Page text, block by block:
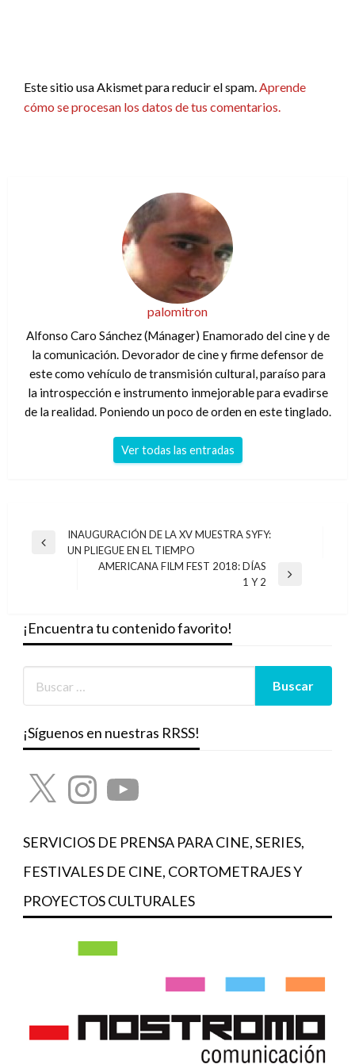
Este sitio usa Akismet para reducir el spam.Aprende
cómo se procesan los datos de tus comentarios.
palomitron
Alfonso Caro Sánchez (Mánager) Enamorado del cine y de
la comunicación. Devorador de cine y firme defensor de
este como vehículo de transmisión cultural, paraíso para
la introspección e instrumento inmejorable para evadirse
de la realidad. Poniendo un poco de orden en este tinglado.
Ver todas las entradas
Navegación
Entrada
INAUGURACIÓN DE LA XV MUESTRA SYFY:
UN PLIEGUE EN EL TIEMPO
AMERICANA FILM FEST 2018: DÍAS
1 Y 2
¡Encuentra tu contenido favorito!
¡Síguenos en nuestras RRSS!
X InstagramYouTube
SERVICIOS DE PRENSA PARA CINE, SERIES,
FESTIVALES DE CINE, CORTOMETRAJES Y
PROYECTOS CULTURALES